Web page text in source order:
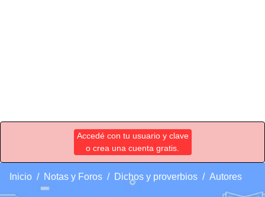
Accedé con tu usuario y clave
o crea una cuenta gratis.
Inicio Notas y Foros Dichos y proverbios Autores